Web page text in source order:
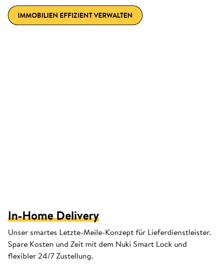
IMMOBILIEN EFFIZIENT VERWALTEN
In-Home Delivery
Unser smartes Letzte-Meile-Konzept für Lieferdienstleister.
Spare Kosten und Zeit mit dem Nuki Smart Lock und
flexibler 24/7 Zustellung.